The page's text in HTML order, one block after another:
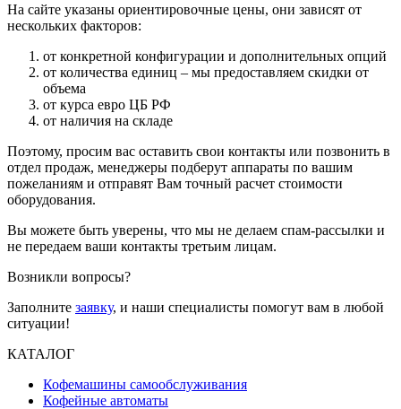
На сайте указаны ориентировочные цены, они зависят от
нескольких факторов:
от конкретной конфигурации и дополнительных опций
от количества единиц – мы предоставляем скидки от
объема
от курса евро ЦБ РФ
от наличия на складе
Поэтому, просим вас оставить свои контакты или позвонить в
отдел продаж, менеджеры подберут аппараты по вашим
пожеланиям и отправят Вам точный расчет стоимости
оборудования.
Вы можете быть уверены, что мы не делаем спам-рассылки и
не передаем ваши контакты третьим лицам.
Возникли вопросы?
Заполните заявку, и наши специалисты помогут вам в любой
ситуации!
КАТАЛОГ
Кофемашины самообслуживания
Кофейные автоматы